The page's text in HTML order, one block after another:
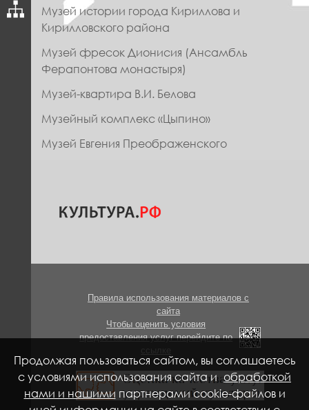
Музей истории города Кириллова и
Кирилловского района
Музей фресок Дионисия (Ансамбль
Ферапонтова монастыря)
Музей-квартира В.И. Белова
Музейный комплекс «Цыпино»
Музей Евгения Преображенского
Правила использования материалов с
сайта
Чтобы оценить условия
предоставления услуг перейдите по
Продолжая пользоваться сайтом, вы соглашаетесь
с условиями использования сайта и обработкой
нами и нашими партнерами cookie-файлов и